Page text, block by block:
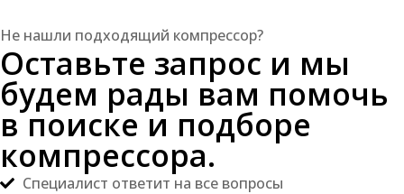
Не нашли подходящий компрессор?
Оставьте запрос и мы
будем рады вам помочь
в поиске и подборе
компрессора.
Специалист ответит на все вопросы